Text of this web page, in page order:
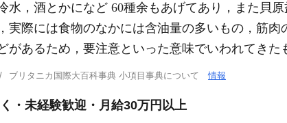
水，酒とかになど 60種余もあげてあり，また貝原
実際には食物のなかには含油量の多いもの，筋
があるため，要注意といった意味でいわれてきた
ブリタニカ国際大百科事典 小項目事典について情報
・未経験歓迎・月給30万円以上